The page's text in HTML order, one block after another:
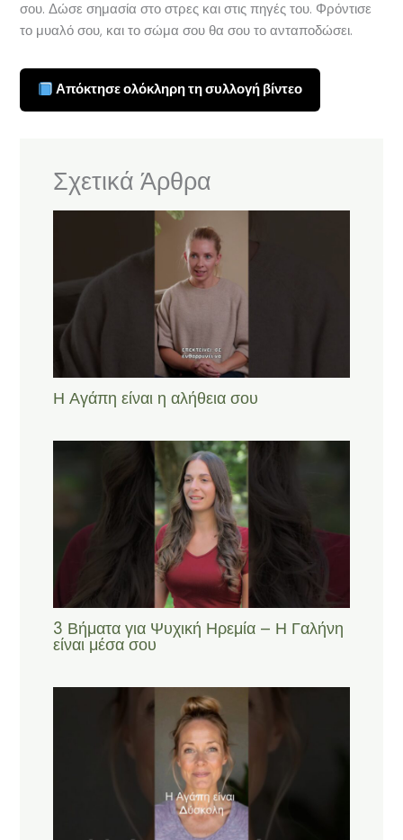
σου. Δώσε σημασία στο στρες και στις πηγές του. Φρόντισε
το μυαλό σου, και το σώμα σου θα σου το ανταποδώσει.
Απόκτησε ολόκληρη τη συλλογή βίντεο
Σχετικά Άρθρα
Η Αγάπη είναι η αλήθεια σου
3 Βήματα για Ψυχική Ηρεμία – Η Γαλήνη
είναι μέσα σου